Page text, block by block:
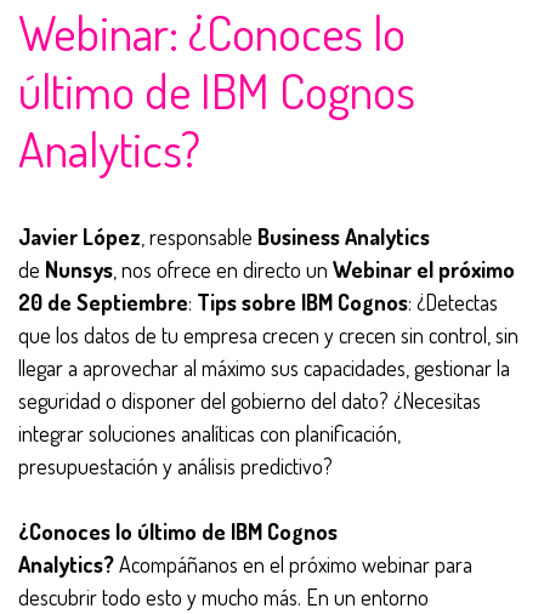
Webinar: ¿Conoces lo
último de IBM Cognos
Analytics?
Javier López , responsable Business Analytics
de Nunsys , nos ofrece en directo un Webinar el próximo
20 de Septiembre: Tips sobre IBM Cognos: ¿Detectas
que los datos de tu empresa crecen y crecen sin control, sin
llegar a aprovechar al máximo sus capacidades, gestionar la
seguridad o disponer del gobierno del dato? ¿Necesitas
integrar soluciones analíticas con planificación,
presupuestación y análisis predictivo?
¿Conoces lo último de IBM Cognos
Analytics?Acompáñanos en el próximo webinar para
descubrir todo esto y mucho más. En un entorno